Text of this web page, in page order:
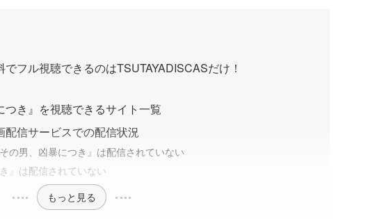
でフル視聴できるのはTSUTAYADISCASだけ！
つき』を視聴できるサイト一覧
配信サービスでの配信状況
の男、凶暴につき』は配信されていない
』は配信されていない
もっと見る